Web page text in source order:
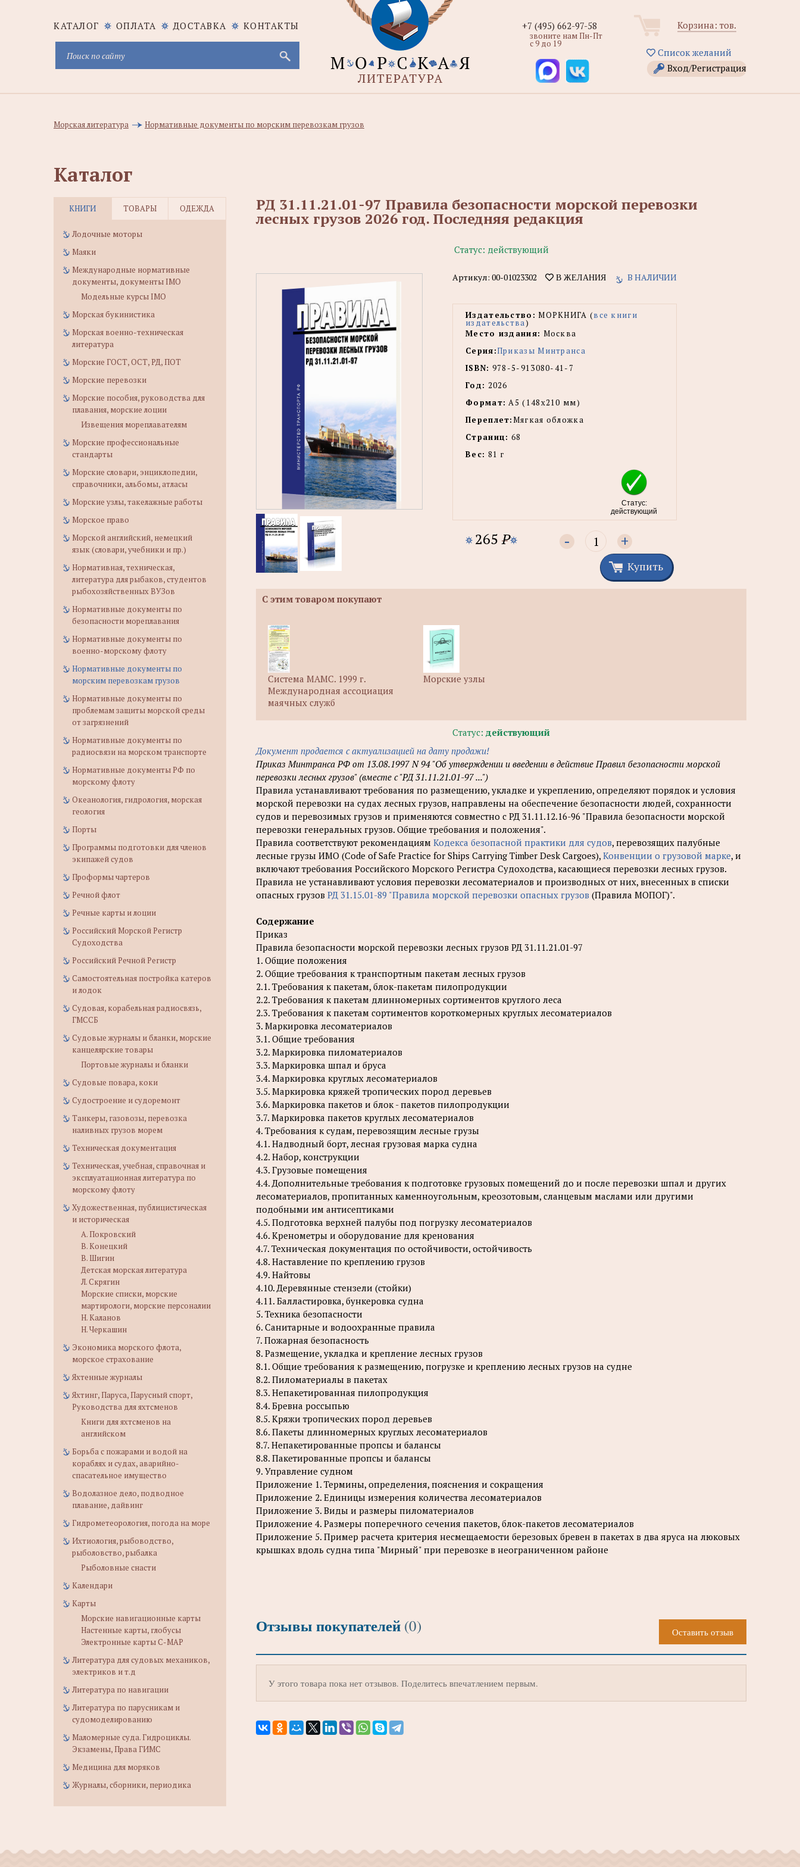
КАТАЛОГ ОПЛАТА ДОСТАВКА КОНТАКТЫ Корзина: тов.
Список желаний
Вход/Регистрация
+7 (495) 662-97-58
звоните нам Пн-Пт
с 9 до 19
Морская литература Нормативные документы по морским перевозкам грузов
Каталог
КНИГИ ТОВАРЫ ОДЕЖДА
Лодочные моторы
Маяки
Международные нормативные
документы, документы IMO
Модельные курсы IMO
Морская букинистика
Морская военно-техническая
литература
Морские ГОСТ, ОСТ, РД, ПОТ
Морские перевозки
Морские пособия, руководства для
плавания, морские лоции
Извещения мореплавателям
Морские профессиональные
стандарты
Морские словари, энциклопедии,
справочники, альбомы, атласы
Морские узлы, такелажные работы
Морское право
Морской английский, немецкий
язык (словари, учебники и пр.)
Нормативная, техническая,
литература для рыбаков, студентов
рыбохозяйственных ВУЗов
Нормативные документы по
безопасности мореплавания
Нормативные документы по
военно-морскому флоту
Нормативные документы по
морским перевозкам грузов
Нормативные документы по
проблемам защиты морской среды
от загрязнений
Нормативные документы по
радиосвязи на морском транспорте
Нормативные документы РФ по
морскому флоту
Океанология, гидрология, морская
геология
Порты
Программы подготовки для членов
экипажей судов
Проформы чартеров
Речной флот
Речные карты и лоции
Российский Морской Регистр
Судоходства
Российский Речной Регистр
Самостоятельная постройка катеров
и лодок
Судовая, корабельная радиосвязь,
ГМССБ
Судовые журналы и бланки, морские
канцелярские товары
Портовые журналы и бланки
Судовые повара, коки
Судостроение и судоремонт
Танкеры, газовозы, перевозка
наливных грузов морем
Техническая документация
Техническая, учебная, справочная и
эксплуатационная литература по
морскому флоту
Художественная, публицистическая
и историческая
А. Покровский
В. Конецкий
В. Шигин
Детская морская литература
Л. Скрягин
Морские списки, морские
мартирологи, морские персоналии
Н. Каланов
Н. Черкашин
Экономика морского флота,
морское страхование
Яхтенные журналы
Яхтинг, Паруса, Парусный спорт,
Руководства для яхтсменов
Книги для яхтсменов на
английском
Борьба с пожарами и водой на
кораблях и судах, аварийно-
спасательное имущество
Водолазное дело, подводное
плавание, дайвинг
Гидрометеорология, погода на море
Ихтиология, рыбоводство,
рыболовство, рыбалка
Рыболовные снасти
Календари
Карты
Морские навигационные карты
Настенные карты, глобусы
Электронные карты C-MAP
Литература для судовых механиков,
электриков и т.д
Литература по навигации
Литература по парусникам и
судомоделированию
Маломерные суда. Гидроциклы.
Экзамены, Права ГИМС
Медицина для моряков
Журналы, сборники, периодика
РД 31.11.21.01-97 Правила безопасности морской перевозки
лесных грузов 2026 год. Последняя редакция
Статус: действующий
Артикул: 00-01023302 В ЖЕЛАНИЯ В НАЛИЧИИ
Издательство: МОРКНИГА (все книги
издательства)
Место издания: Москва
Серия:Приказы Минтранса
ISBN: 978-5-913080-41-7
Год: 2026
Формат: А5 (148x210 мм)
Переплет:Мягкая обложка
Страниц: 68
Вес: 81 г
Статус:
действующий
265 P - +
Купить
С этим товаром покупают
Система МАМС. 1999 г.
Международная ассоциация
маячных служб
Морские узлы
Статус: действующий
Документ продается с актуализацией на дату продажи!
Приказ Минтранса РФ от 13.08.1997 N 94 "Об утверждении и введении в действие Правил безопасности морской
перевозки лесных грузов" (вместе с "РД 31.11.21.01-97 ...")
Правила устанавливают требования по размещению, укладке и укреплению, определяют порядок и условия
морской перевозки на судах лесных грузов, направлены на обеспечение безопасности людей, сохранности
судов и перевозимых грузов и применяются совместно с РД 31.11.12.16-96 "Правила безопасности морской
перевозки генеральных грузов. Общие требования и положения".
Правила соответствуют рекомендациям Кодекса безопасной практики для судов, перевозящих палубные
лесные грузы ИМО (Code of Safe Practice for Ships Carrying Timber Desk Cargoes), Конвенции о грузовой марке, и
включают требования Российского Морского Регистра Судоходства, касающиеся перевозки лесных грузов.
Правила не устанавливают условия перевозки лесоматериалов и производных от них, внесенных в списки
опасных грузов РД 31.15.01-89 "Правила морской перевозки опасных грузов (Правила МОПОГ)".
Содержание
Приказ
Правила безопасности морской перевозки лесных грузов РД 31.11.21.01-97
1. Общие положения
2. Общие требования к транспортным пакетам лесных грузов
2.1. Требования к пакетам, блок-пакетам пилопродукции
2.2. Требования к пакетам длинномерных сортиментов круглого леса
2.3. Требования к пакетам сортиментов короткомерных круглых лесоматериалов
3. Маркировка лесоматериалов
3.1. Общие требования
3.2. Маркировка пиломатериалов
3.3. Маркировка шпал и бруса
3.4. Маркировка круглых лесоматериалов
3.5. Маркировка кряжей тропических пород деревьев
3.6. Маркировка пакетов и блок - пакетов пилопродукции
3.7. Маркировка пакетов круглых лесоматериалов
4. Требования к судам, перевозящим лесные грузы
4.1. Надводный борт, лесная грузовая марка судна
4.2. Набор, конструкции
4.3. Грузовые помещения
4.4. Дополнительные требования к подготовке грузовых помещений до и после перевозки шпал и других
лесоматериалов, пропитанных каменноугольным, креозотовым, сланцевым маслами или другими
подобными им антисептиками
4.5. Подготовка верхней палубы под погрузку лесоматериалов
4.6. Кренометры и оборудование для кренования
4.7. Техническая документация по остойчивости, остойчивость
4.8. Наставление по креплению грузов
4.9. Найтовы
4.10. Деревянные стензели (стойки)
4.11. Балластировка, бункеровка судна
5. Техника безопасности
6. Санитарные и водоохранные правила
7. Пожарная безопасность
8. Размещение, укладка и крепление лесных грузов
8.1. Общие требования к размещению, погрузке и креплению лесных грузов на судне
8.2. Пиломатериалы в пакетах
8.3. Непакетированная пилопродукция
8.4. Бревна россыпью
8.5. Кряжи тропических пород деревьев
8.6. Пакеты длинномерных круглых лесоматериалов
8.7. Непакетированные пропсы и балансы
8.8. Пакетированные пропсы и балансы
9. Управление судном
Приложение 1. Термины, определения, пояснения и сокращения
Приложение 2. Единицы измерения количества лесоматериалов
Приложение 3. Виды и размеры пиломатериалов
Приложение 4. Размеры поперечного сечения пакетов, блок-пакетов лесоматериалов
Приложение 5. Пример расчета критерия несмещаемости березовых бревен в пакетах в два яруса на люковых
крышках вдоль судна типа "Мирный" при перевозке в неограниченном районе
Отзывы покупателей (0) Оставить отзыв
У этого товара пока нет отзывов. Поделитесь впечатлением первым.